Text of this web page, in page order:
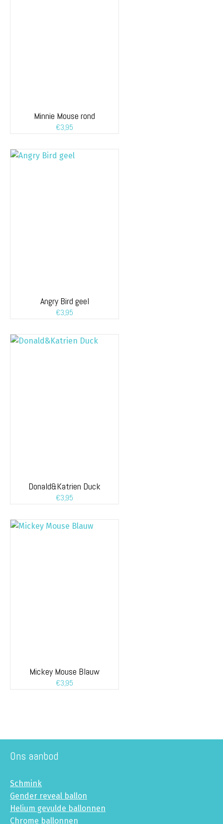
Minnie Mouse rond
€3,95
Angry Bird geel
€3,95
Donald&Katrien Duck
€3,95
Mickey Mouse Blauw
€3,95
Ons aanbod
Schmink
Gender reveal ballon
Helium gevulde ballonnen
Chrome ballonnen